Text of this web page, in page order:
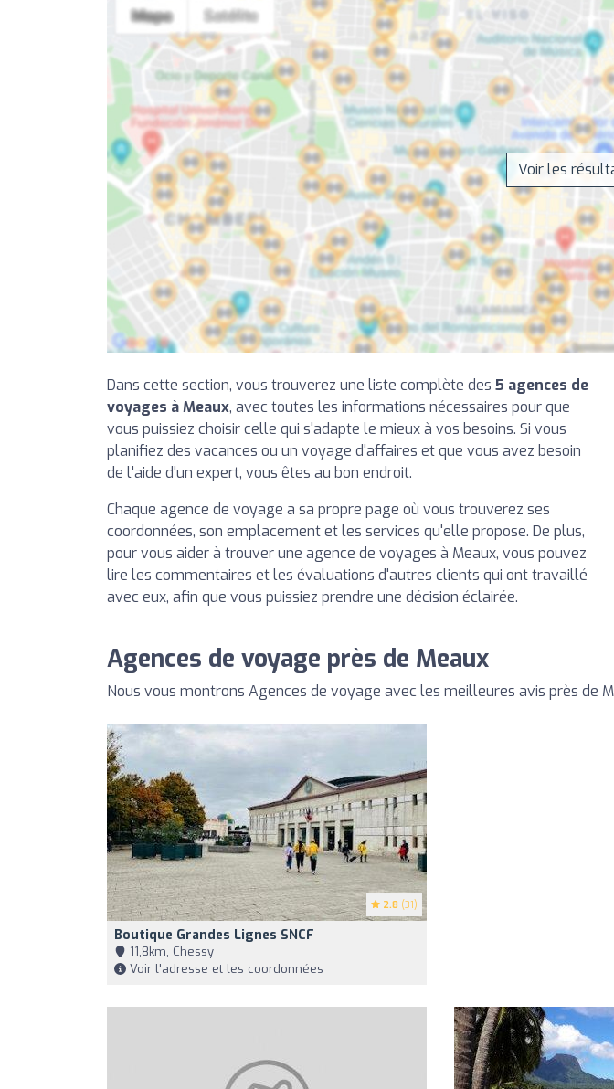
Voir les
Dans cette section, vous trouverez une liste complète des 5 agences de
voyages à Meaux, avec toutes les informations nécessaires pour que
vous puissiez choisir celle qui s'adapte le mieux à vos besoins. Si vous
planifiez des vacances ou un voyage d'affaires et que vous avez besoin
de l'aide d'un expert, vous êtes au bon endroit.
Chaque agence de voyage a sa propre page où vous trouverez ses
coordonnées, son emplacement et les services qu'elle propose. De plus,
pour vous aider à trouver une agence de voyages à Meaux, vous pouvez
lire les commentaires et les évaluations d'autres clients qui ont travaillé
avec eux, afin que vous puissiez prendre une décision éclairée.
Agences de voyage près de Meaux
Nous vous montrons Agences de voyage avec les meilleures avis près de
2.8 (31)
Boutique Grandes Lignes SNCF
11,8km, Chessy
Voir l'adresse et les coordonnées